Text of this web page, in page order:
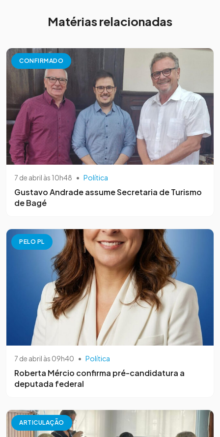
Matérias relacionadas
CONFIRMADO
7 de abril às 10h48 • Política
Gustavo Andrade assume Secretaria de Turismo
de Bagé
PELO PL
7 de abril às 09h40 • Política
Roberta Mércio confirma pré-candidatura a
deputada federal
ARTICULAÇÃO